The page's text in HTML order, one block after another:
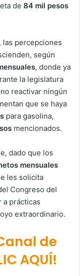
de 84 mil pesos
, las percepciones
según
, donde ya
la legislatura
reactivar ningún
que se haya
para gasolina,
mencionados.
dado que los
mensuales
les solicita
Congreso del
a prácticas
extraordinario.
de
AQUÍ!